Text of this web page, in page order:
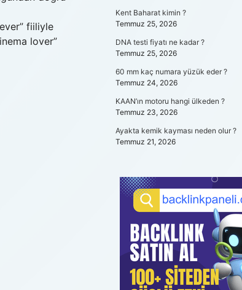
fiiliyle
lover”
Kent Baharat kimin ?
Temmuz 25, 2026
DNA testi fiyatı ne kadar ?
Temmuz 25, 2026
60 mm kaç numara yüzük eder ?
Temmuz 24, 2026
KAAN’ın motoru hangi ülkeden ?
Temmuz 23, 2026
Ayakta kemik kayması neden olur ?
Temmuz 21, 2026